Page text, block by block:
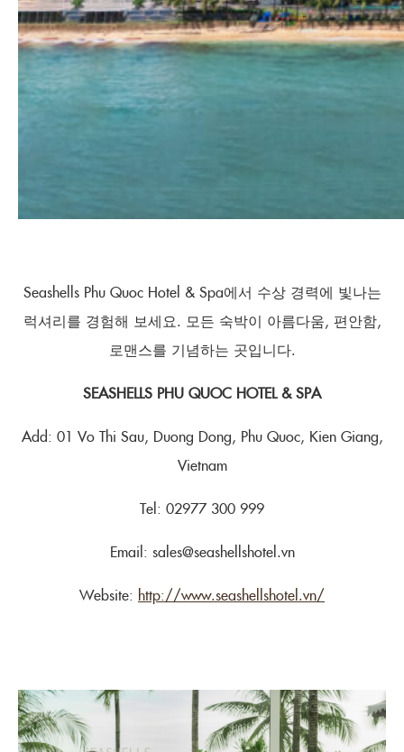
Seashells Phu Quoc Hotel & Spa에서 수상 경력에 빛나는
럭셔리를 경험해 보세요. 모든 숙박이 아름다움, 편안함,
로맨스를 기념하는 곳입니다.
SEASHELLS PHU QUOC HOTEL & SPA
Add: 01 Vo Thi Sau, Duong Dong, Phu Quoc, Kien Giang,
Vietnam
Tel: 02977 300 999
Email: sales@seashellshotel.vn
Website: http://www.seashellshotel.vn/